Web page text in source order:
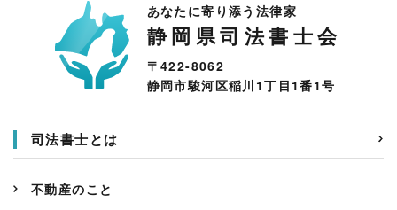
あなたに寄り添う法律家
静岡県司法書士会
〒422-8062
静岡市駿河区稲川1丁目1番1号
司法書士とは
不動産のこと